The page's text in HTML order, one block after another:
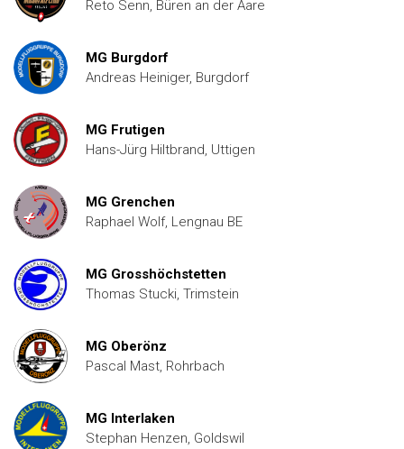
Reto Senn, Büren an der Aare
MG Burgdorf
Andreas Heiniger, Burgdorf
MG Frutigen
Hans-Jürg Hiltbrand, Uttigen
MG Grenchen
Raphael Wolf, Lengnau BE
MG Grosshöchstetten
Thomas Stucki, Trimstein
MG Oberönz
Pascal Mast, Rohrbach
MG Interlaken
Stephan Henzen, Goldswil